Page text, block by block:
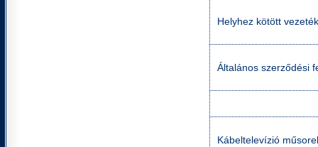
Helyhez kötött
Általános szerződési
Kábeltelevízió